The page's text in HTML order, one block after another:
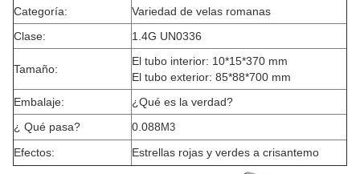
Categoría:
Variedad de velas romanas
Clase:
1.4G UN0336
Tamaño:
El tubo interior: 10*15*370 mm
El tubo exterior: 85*88*700 mm
Embalaje:
¿Qué es la verdad?
¿ Qué pasa?
0.088 M3
Efectos: Estrellas rojas y verdes a crisantemo